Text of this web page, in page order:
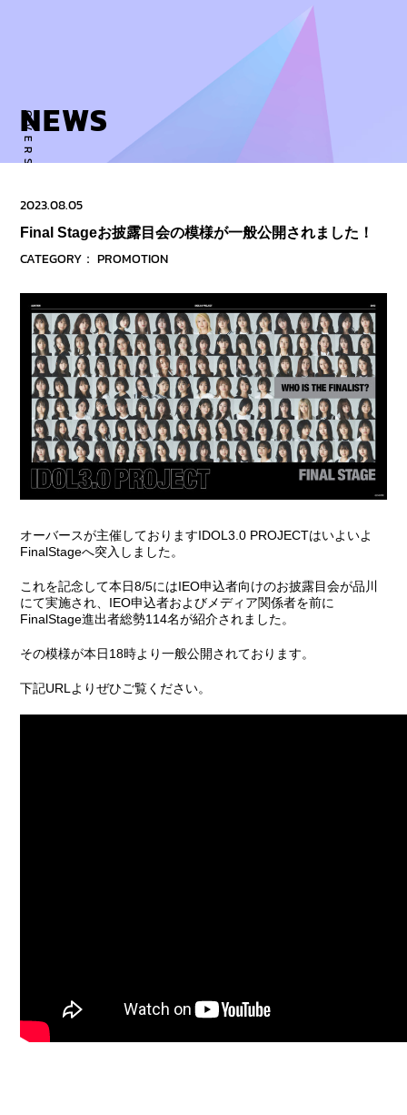
OVERSE ACTIVITY TO NEW DIMENSION
NEWS
2023.08.05
Final Stageお披露目会の模様が一般公開されました！
CATEGORY： PROMOTION
オーバースが主催しておりますIDOL3.0 PROJECTはいよいよ
FinalStageへ突入しました。
これを記念して本日8/5にはIEO申込者向けのお披露目会が品川
にて実施され、IEO申込者およびメディア関係者を前に
FinalStage進出者総勢114名が紹介されました。
その模様が本日18時より一般公開されております。
下記URLよりぜひご覧ください。